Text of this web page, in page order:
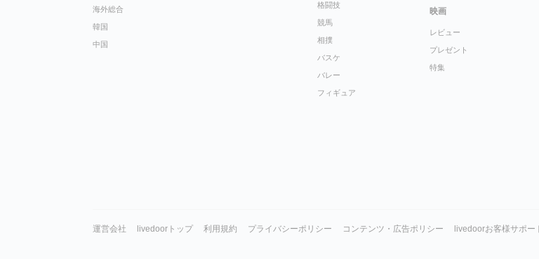
海外総合
韓国
中国
格闘技
競馬
相撲
バスケ
バレー
フィギュア
映画
レビュー
プレゼント
特集
運営会社 livedoorトップ 利用規約 プライバシーポリシー コンテンツ・広告ポリシー livedoorお客様サポー